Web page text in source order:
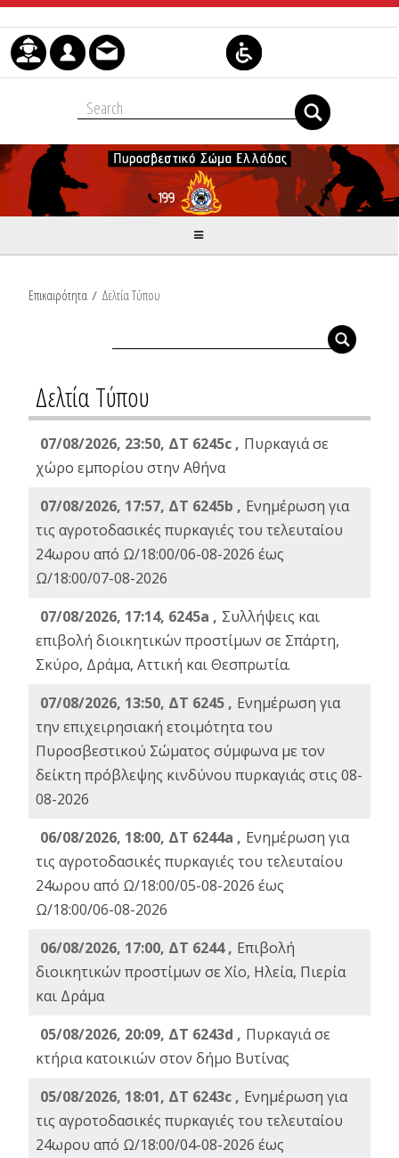
Skip to Content
Επικαιρότητα / Δελτία Τύπου
Δελτία Τύπου
07/08/2026, 23:50, ΔΤ 6245c , Πυρκαγιά σε
χώρο εμπορίου στην Αθήνα
07/08/2026, 17:57, ΔΤ 6245b , Ενημέρωση για
τις αγροτοδασικές πυρκαγιές του τελευταίου
24ωρου από Ω/18:00/06-08-2026 έως
Ω/18:00/07-08-2026
07/08/2026, 17:14, 6245a , Συλλήψεις και
επιβολή διοικητικών προστίμων σε Σπάρτη,
Σκύρο, Δράμα, Αττική και Θεσπρωτία.
07/08/2026, 13:50, ΔΤ 6245 , Ενημέρωση για
την επιχειρησιακή ετοιμότητα του
Πυροσβεστικού Σώματος σύμφωνα με τον
δείκτη πρόβλεψης κινδύνου πυρκαγιάς στις 08-
08-2026
06/08/2026, 18:00, ΔΤ 6244a , Ενημέρωση για
τις αγροτοδασικές πυρκαγιές του τελευταίου
24ωρου από Ω/18:00/05-08-2026 έως
Ω/18:00/06-08-2026
06/08/2026, 17:00, ΔΤ 6244 , Επιβολή
διοικητικών προστίμων σε Χίο, Ηλεία, Πιερία
και Δράμα
05/08/2026, 20:09, ΔΤ 6243d , Πυρκαγιά σε
κτήρια κατοικιών στον δήμο Βυτίνας
05/08/2026, 18:01, ΔΤ 6243c , Ενημέρωση για
τις αγροτοδασικές πυρκαγιές του τελευταίου
24ωρου από Ω/18:00/04-08-2026 έως